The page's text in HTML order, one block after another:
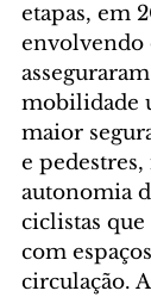
etapas, em
envolvendo
mobilidade
maior
e
autonomia
ciclistas que
com
circulação.